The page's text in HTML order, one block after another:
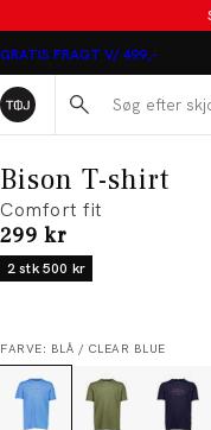
GRATIS FRAGT V/ 499,-
Søg her...
Bison T-shirt
Comfort fit
I alt (inkl. rabat)
299 kr
2 stk 500 kr
FARVE: BLÅ / CLEAR BLUE